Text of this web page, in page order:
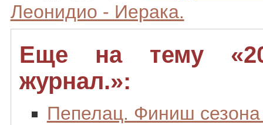
Леонидио - Иерака.
Еще на тему
журнал.»:
Пепелац. Финиш